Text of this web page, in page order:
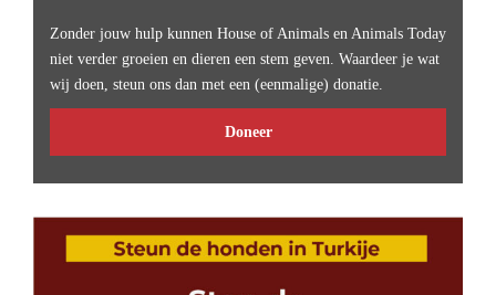
Zonder jouw hulp kunnen House of Animals en Animals Today
niet verder groeien en dieren een stem geven. Waardeer je wat
wij doen, steun ons dan met een (eenmalige) donatie.
Doneer